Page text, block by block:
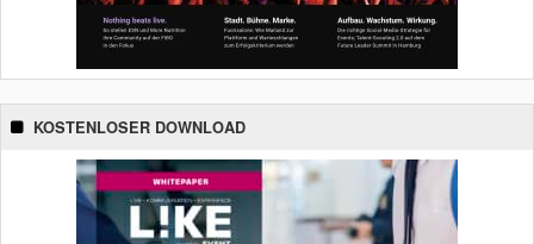
KOSTENLOSER DOWNLOAD